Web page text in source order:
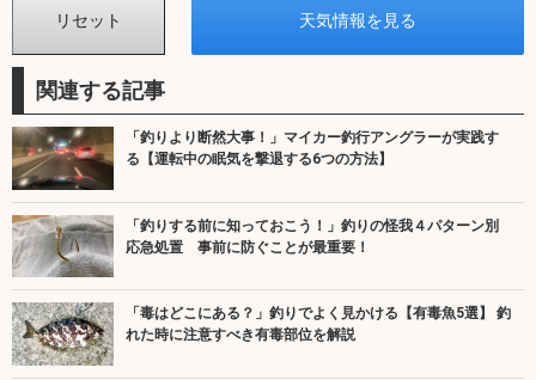
関連する記事
「釣りより断然大事！」マイカー釣行アングラーが実践す
る【運転中の眠気を撃退する6つの方法】
「釣りする前に知っておこう！」釣りの怪我４パターン別
応急処置 事前に防ぐことが最重要！
「毒はどこにある？」釣りでよく見かける【有毒魚5選】 釣
れた時に注意すべき有毒部位を解説